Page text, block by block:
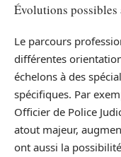
Évolutions
Le parcours
différentes
échelons à des
spécifiques. Par
Officier de Police
atout majeur,
ont aussi la